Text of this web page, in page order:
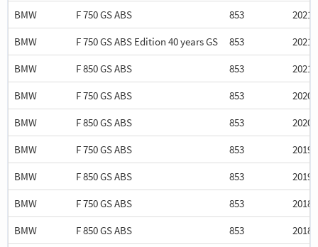
BMW
F 750 GS ABS 853
2021
BMW
F 750 GS ABS Edition 40 years GS 853
2021
BMW
F 850 GS ABS 853
2021
BMW
F 750 GS ABS 853
2020
BMW
F 850 GS ABS 853
2020
BMW
F 750 GS ABS 853
2019
BMW
F 850 GS ABS 853
2019
BMW
F 750 GS ABS 853
2018
BMW
F 850 GS ABS 853 2018